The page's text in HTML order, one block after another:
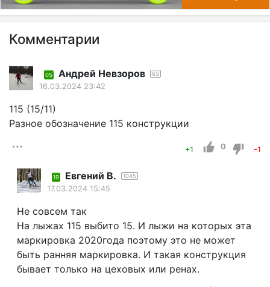
Комментарии
05 Андрей Невзоров 63
16.03.2024 23:42
115 (15/11)
Разное обозначение 115 конструкции
+1 0 -1
19 Евгений В. 1045
17.03.2024 15:45
Не совсем так
На лыжах 115 выбито 15. И лыжи на которых эта
маркировка 2020года поэтому это не может
быть ранняя маркировка. И такая конструкция
бывает только на цеховых или ренах.